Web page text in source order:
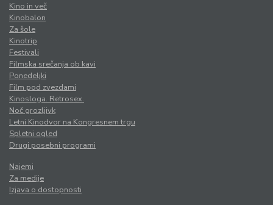
Kino in več
Kinobalon
Za šole
Kinotrip
Festivali
Filmska srečanja ob kavi
Ponedeljki
Film pod zvezdami
Kinosloga. Retrosex.
Noč grozljivk
Letni Kinodvor na Kongresnem trgu
Spletni ogled
Drugi posebni programi
Najemi
Za medije
Izjava o dostopnosti